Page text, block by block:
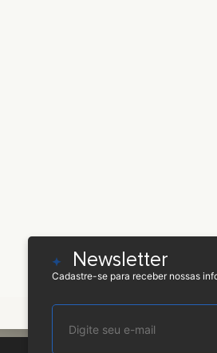
Newsletter
Cadastre-se para receber nossas